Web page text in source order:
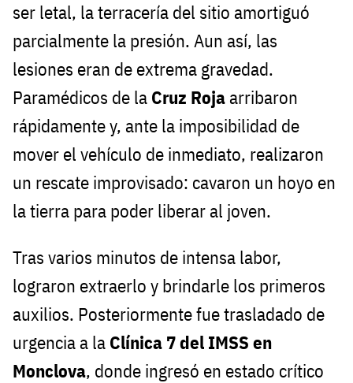
ser letal, la terracería del sitio amortiguó
parcialmente la presión. Aun así, las
lesiones eran de extrema gravedad.
Paramédicos de la Cruz Roja arribaron
rápidamente y, ante la imposibilidad de
mover el vehículo de inmediato, realizaron
un rescate improvisado: cavaron un hoyo en
la tierra para poder liberar al joven.
Tras varios minutos de intensa labor,
lograron extraerlo y brindarle los primeros
auxilios. Posteriormente fue trasladado de
urgencia a la Clínica 7 del IMSS en
Monclova, donde ingresó en estado crítico